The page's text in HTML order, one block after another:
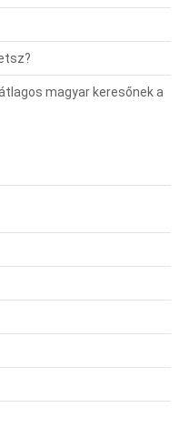
magyar keresőnek a